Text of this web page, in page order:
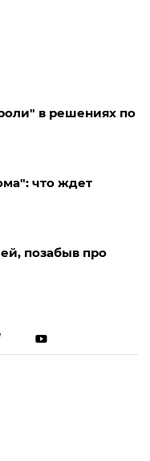
в решениях по
что ждет
позабыв про